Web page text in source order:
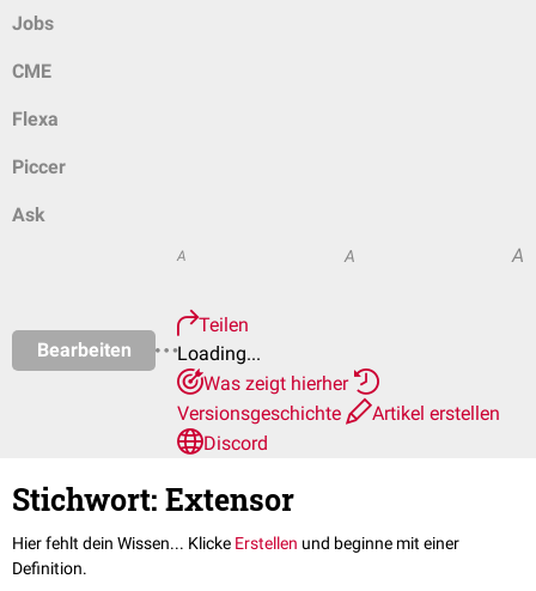
Jobs
CME
Flexa
Piccer
Ask
Bearbeiten
A A A
Teilen
Loading...
Was zeigt hierher
Versionsgeschichte
Artikel erstellen
Discord
Stichwort: Extensor
Hier fehlt dein Wissen... Klicke Erstellen und beginne mit einer
Definition.